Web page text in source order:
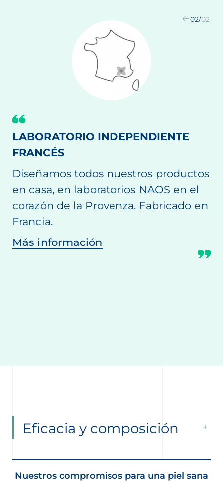
LABORATORIO INDEPENDIENTE
FRANCÉS
Diseñamos todos nuestros productos
en casa, en laboratorios NAOS en el
corazón de la Provenza. Fabricado en
Francia.
Más información
02/02
Eficacia y composición
Nuestros compromisos para una piel sana